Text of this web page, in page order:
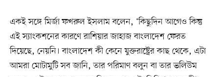
একই সঙ্গে মির্জা ফখরুল ইসলাম বলেন, ‘কিছুদিন আগেও কিন্তু
এই স্যাংকশনের কারণে রাশিয়ার জাহাজ বাংলাদেশ ফেরত
দিয়েছে, নেয়নি। বাংলাদেশ কী কেনে যুক্তরাষ্ট্রের কাছ থেকে, এটা
আমরা মোটামুটি সব জানি, তার পরিমাণ বলুন বা তার ভলিউম